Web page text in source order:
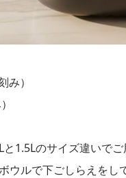
）
1.5Lのサイズ違いで
ウルで下ごしらえを